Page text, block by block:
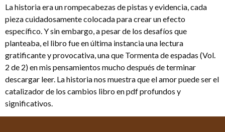
La historia era un rompecabezas de pistas y evidencia, cada
pieza cuidadosamente colocada para crear un efecto
específico. Y sin embargo, a pesar de los desafíos que
planteaba, el libro fue en última instancia una lectura
gratificante y provocativa, una que Tormenta de espadas (Vol.
2 de 2) en mis pensamientos mucho después de terminar
descargar leer. La historia nos muestra que el amor puede ser el
catalizador de los cambios libro en pdf profundos y
significativos.